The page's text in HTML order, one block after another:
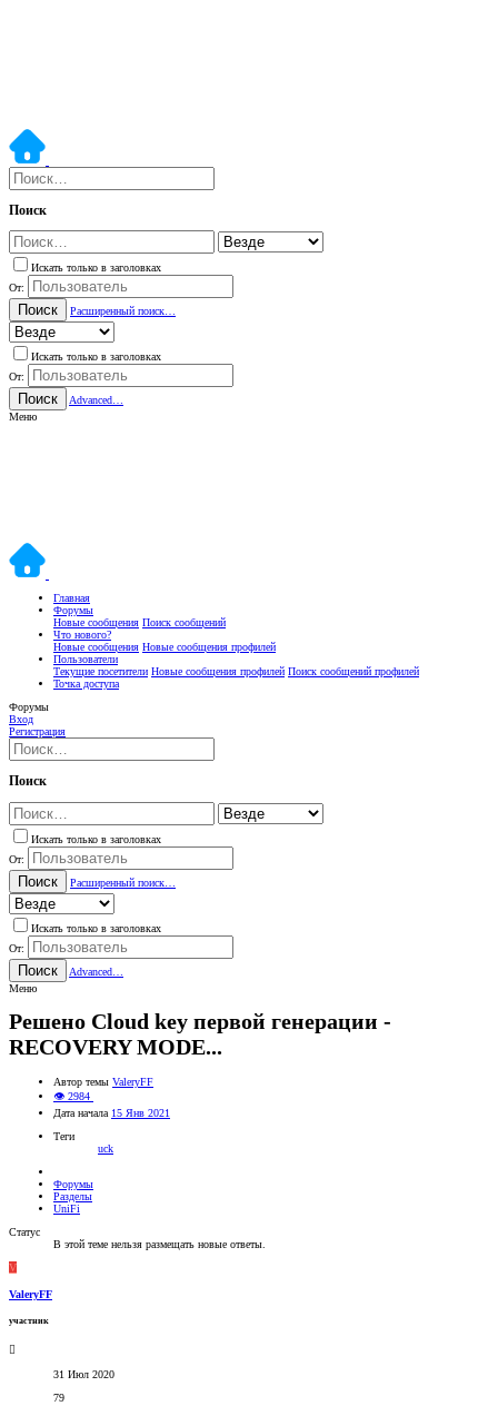
Поиск
Искать только в заголовках
От:
Поиск Расширенный поиск…
Искать только в заголовках
От:
Поиск
Advanced…
Меню
Главная
Форумы
Новые сообщения Поиск сообщений
Что нового?
Новые сообщения Новые сообщения профилей
Пользователи
Текущие посетители Новые сообщения профилей Поиск сообщений профилей
Точка доступа
Форумы
Вход
Регистрация
Поиск
Искать только в заголовках
От:
Поиск Расширенный поиск…
Искать только в заголовках
От:
Поиск
Advanced…
Меню
Решено Cloud key первой генерации -
RECOVERY MODE...
Автор темы ValeryFF
👁 2984
Дата начала 15 Янв 2021
Теги
uck
Форумы
Разделы
UniFi
Статус
В этой теме нельзя размещать новые ответы.
V
ValeryFF
участник
31 Июл 2020
79